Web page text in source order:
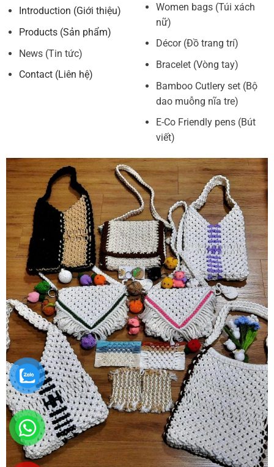
Introduction (Giới thiệu)
Products (Sản phẩm)
News (Tin tức)
Contact (Liên hệ)
Women bags (Túi xách
nữ)
Décor (Đồ trang trí)
Bracelet (Vòng tay)
Bamboo Cutlery set (Bộ
dao muỗng nĩa tre)
E-Co Friendly pens (Bút
viết)